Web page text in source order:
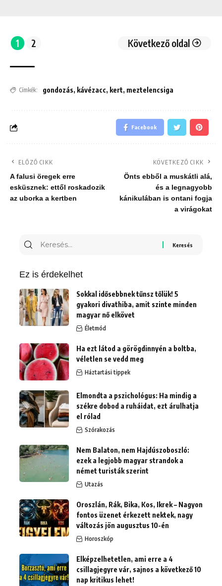
1 2 Következő oldal
Címkék: gondozás, kávézacc, kert, meztelencsiga
Facebook
ELŐZŐ CIKK
A falusi öregek erre
esküsznek: ettől roskadozik
az uborka a kertben
KÖVETKEZŐ CIKK
Önts ebből a muskátli alá,
és a legnagyobb
kánikulában is ontani fogja
a virágokat
Keresés
Ez is érdekelhet
Sokkal idősebbnek tűnsz tőlük! 5
gyakori divathiba, amit szinte minden
magyar nő elkövet
Életmód
Ha ezt látod a görögdinnyén a boltba,
véletlen se vedd meg
Háztartási tippek
Elmondta a pszichológus: Ha mindig a
székre dobod a ruháidat, ezt árulhatja
el rólad
Szórakozás
Nem Balaton, nem Hajdúszoboszló:
ezek a legjobb magyar strandok a
német turisták szerint
Utazás
Oroszlán, Rák, Bika, Kos, Ikrek – Nagyon
fontos üzenet érkezett nektek, nagy
változás jön augusztus 10-én
Horoszkóp
Elképzelhetetlen, ami erre a 4
csillagjegyre vár, sajnos a következő 10
nap kritikus lehet!